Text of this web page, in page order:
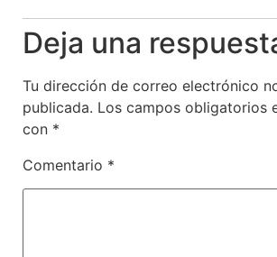
Deja una
Tu dirección de correo electrónico
publicada. Los campos obligatorios
con *
Comentario *